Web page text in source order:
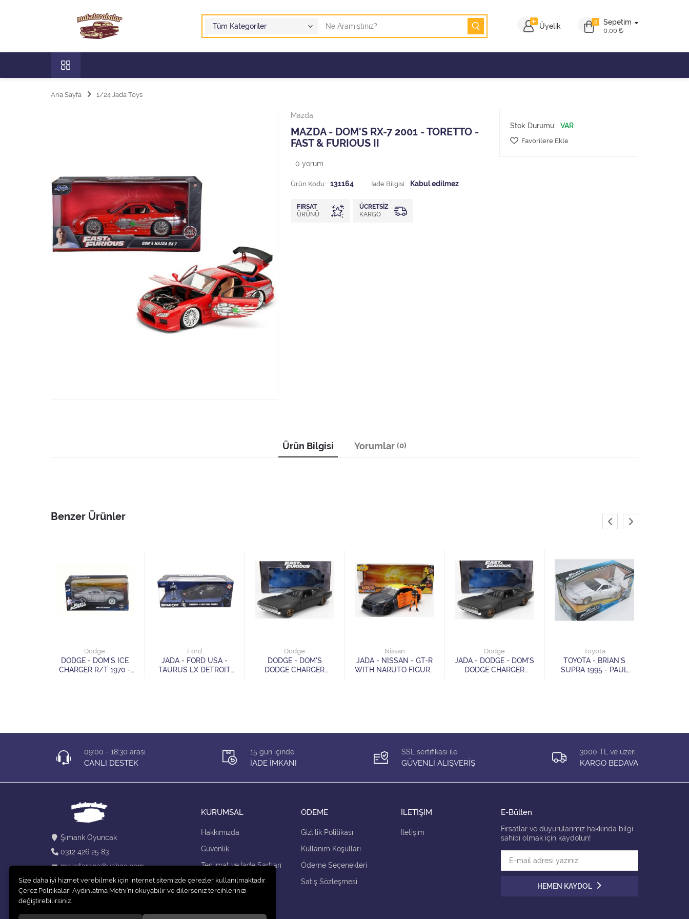
0 Sepetim
0,00
Üyelik
Ana Sayfa 1/24 Jada Toys
Mazda
MAZDA - DOM'S RX-7 2001 - TORETTO -
FAST & FURIOUS II
0 yorum
Ürün Kodu: 131164 İade Bilgisi:
FIRSAT
ÜRÜNÜ
ÜCRETSIZ
KARGO
Stok Durumu:
VAR
Favorilere Ekle
Ürün Bilgisi Yorumlar (0)
Benzer Ürünler
Dodge
DODGE - DOM'S ICE
CHARGER R/T 1970 -
Ford
JADA - FORD USA -
TAURUS LX DETROIT
Dodge
DODGE - DOM'S
DODGE CHARGER
Nissan
JADA - NISSAN - GT-R
WITH NARUTO FIGURE
Dodge
JADA - DODGE - DOM'S
DODGE CHARGER
Toyota
TOYOTA - BRIAN'S
SUPRA 1995 - PAUL
09:00 - 18:30 arası
CANLI DESTEK
15 gün içinde
İADE İMKANI
SSL sertifikası ile
GÜVENLİ ALIŞVERİŞ
3000 TL ve üzeri
KARGO BEDAVA
Şımarık Oyuncak
0312 426 25 83
maketaraba@yahoo.com
E-Bülten
Fırsatlar ve duyurularımız hakkında bilgi
sahibi olmak için kaydolun!
HEMEN KAYDOL
KURUMSAL
Hakkımızda
Güvenlik
Teslimat ve İade Şartları
Kargo Seçenekleri
ÖDEME
Gizlilik Politikası
Kullanım Koşulları
Ödeme Seçenekleri
Satış Sözleşmesi
İLETİŞİM
İletişim
Size daha iyi hizmet verebilmek için internet sitemizde çerezler kullanılmaktadır.
Çerez Politikaları Aydınlatma Metni’ni okuyabilir ve dilerseniz tercihlerinizi
değiştirebilirsiniz.